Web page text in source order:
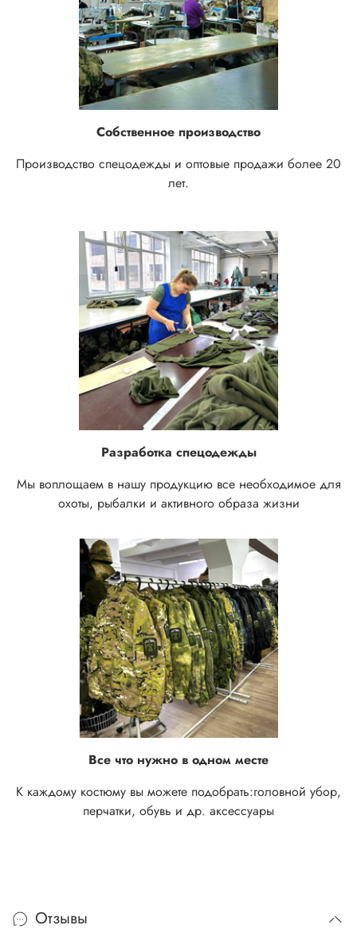
Собственное производство
Производство спецодежды и оптовые продажи более 20
лет.
Разработка спецодежды
Мы воплощаем в нашу продукцию все необходимое для
охоты, рыбалки и активного образа жизни
Все что нужно в одном месте
К каждому костюму вы можете подобрать:головной убор,
перчатки, обувь и др. аксессуары
Отзывы